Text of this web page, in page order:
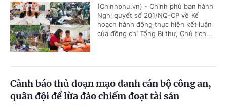
(Chinhphu.vn) - Chính phủ ban hành
Nghị quyết số 201/NQ-CP về Kế
hoạch hành động thực hiện kết luận
của đồng chí Tổng Bí thư, Chủ tịch...
Cảnh báo thủ đoạn mạo danh cán bộ công an,
quân đội để lừa đảo chiếm đoạt tài sản